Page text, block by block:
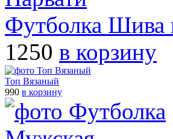
Футболка Шива
1250 в корзину
Топ Вязаный
990 в корзину